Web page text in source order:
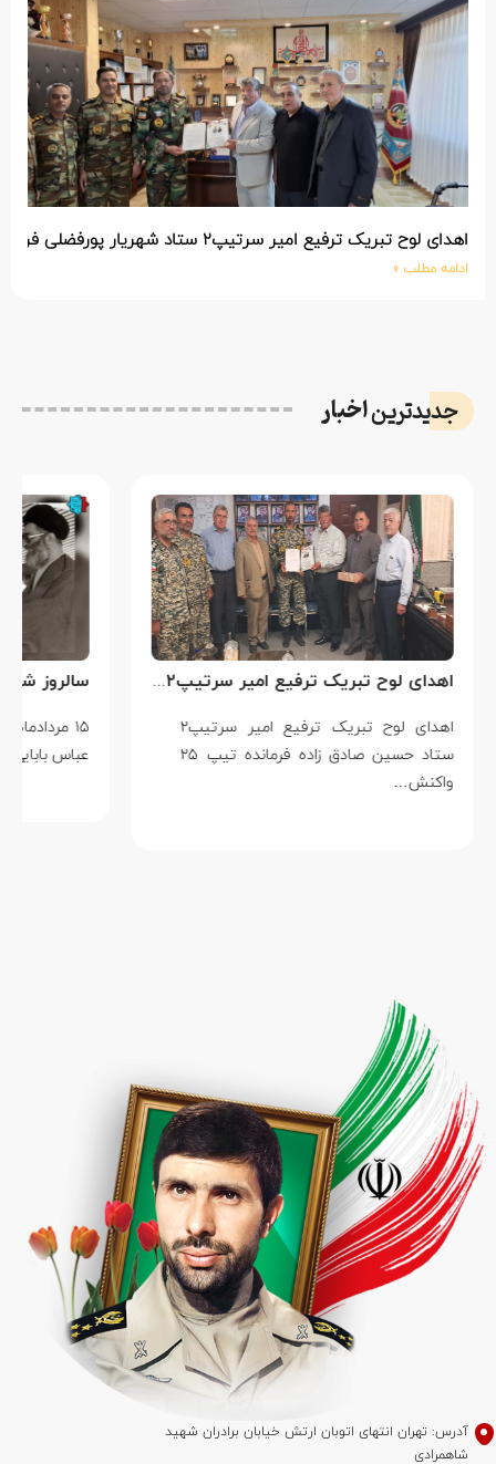
اهدای لوح تبریک ترفیع امیر سرتیپ۲ ستاد شهریار پورفضلی فرمانده تیپ ۳۶۴ شهید نصیرزاده نزاجا مستقر در مهاباد
ادامه مطلب »
جدیدتریناخبار
اهدای لوح تبریک ترفیع امیر سرتیپ۲ ستاد حسین صادق زاده فرمانده تیپ ۲۵ واکنش سریع شهید آبگون نزاجا مستقر در تبریز
اهدای لوح تبریک ترفیع امیر سرتیپ۲
ستاد حسین صادق زاده فرمانده تیپ ۲۵
واکنش…
۱۵
عباس بابایی
آدرس: تهران انتهای اتوبان ارتش خیابان برادران شهید
شاهمرادی